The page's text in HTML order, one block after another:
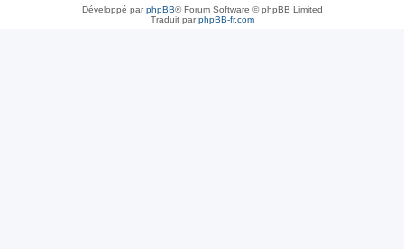
Développé parphpBB® Forum Software © phpBB Limited
Traduit parphpBB-fr.com